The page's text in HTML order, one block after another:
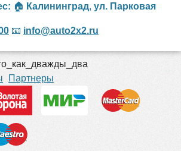
🏠 Калининград, ул. Парковая
📧 info@auto2x2.ru
Партнеры